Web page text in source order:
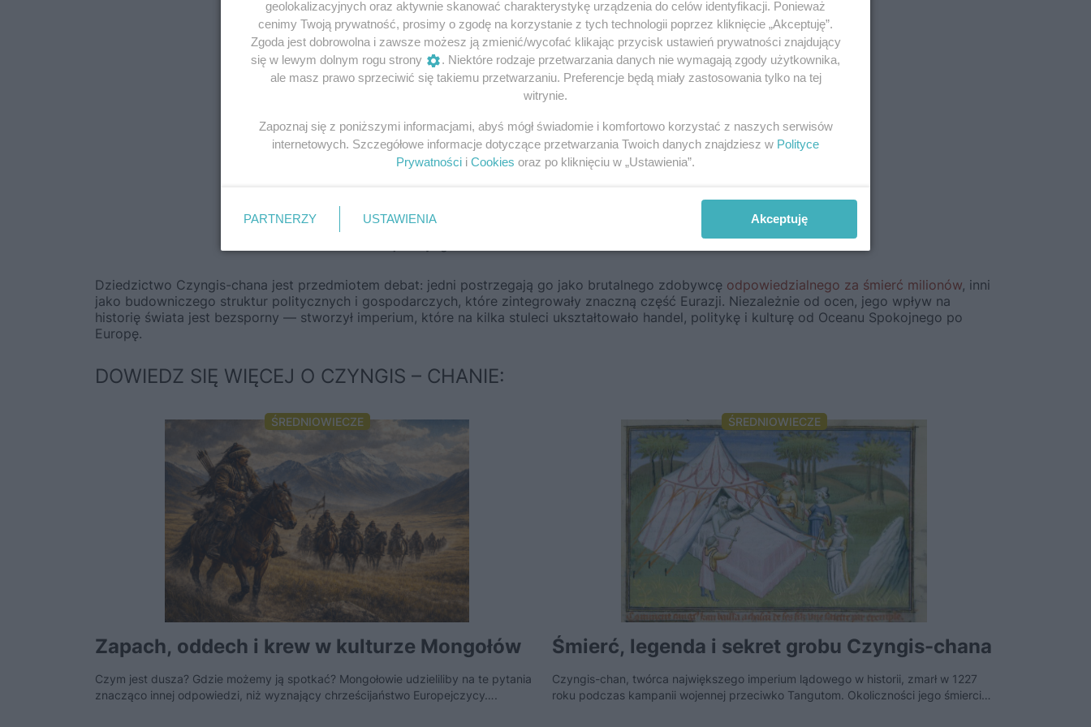
Dziedzictwo Czyngis-chana jest przedmiotem debat: jedni postrzegają go jako brutalnego zdobywcę odpowiedzialnego za śmierć milionów, inni
jako budowniczego struktur politycznych i gospodarczych, które zintegrowały znaczną część Eurazji. Niezależnie od ocen, jego wpływ na
historię świata jest bezsporny — stworzył imperium, które na kilka stuleci ukształtowało handel, politykę i kulturę od Oceanu Spokojnego po
Europę.
DOWIEDZ SIĘ WIĘCEJ O CZYNGIS – CHANIE:
ŚREDNIOWIECZE
Zapach, oddech i krew w kulturze Mongołów
Czym jest dusza? Gdzie możemy ją spotkać? Mongołowie udzieliliby na te pytania
znacząco innej odpowiedzi, niż wyznający chrześcijaństwo Europejczycy….
ŚREDNIOWIECZE
Śmierć, legenda i sekret grobu Czyngis-chana
Czyngis-chan, twórca największego imperium lądowego w historii, zmarł w 1227
roku podczas kampanii wojennej przeciwko Tangutom. Okoliczności jego śmierci…
geolokalizacyjnych oraz aktywnie skanować charakterystykę urządzenia do celów identyfikacji. Ponieważ
cenimy Twoją prywatność, prosimy o zgodę na korzystanie z tych technologii poprzez kliknięcie „Akceptuję”.
Zgoda jest dobrowolna i zawsze możesz ją zmienić/wycofać klikając przycisk ustawień prywatności znajdujący
się w lewym dolnym rogu strony
. Niektóre rodzaje przetwarzania danych nie wymagają zgody użytkownika,
ale masz prawo sprzeciwić się takiemu przetwarzaniu. Preferencje będą miały zastosowania tylko na tej
witrynie.
Zapoznaj się z poniższymi informacjami, abyś mógł świadomie i komfortowo korzystać z naszych serwisów
internetowych. Szczegółowe informacje dotyczące przetwarzania Twoich danych znajdziesz w Polityce
Prywatności i Cookies oraz po kliknięciu w „Ustawienia”.
PARTNERZY USTAWIENIA Akceptuję